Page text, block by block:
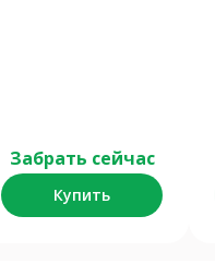
Забрать сейчас
Купить